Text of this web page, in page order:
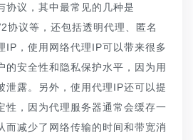
协议，其中最常见的几种是
协议等，还包括透明代理、匿名
IP，使用网络代理IP可以带来很多
的安全性和隐私保护水平，因为用
泄露。另外，使用代理IP还可以提
性，因为代理服务器通常会缓存一
而减少了网络传输的时间和带宽消